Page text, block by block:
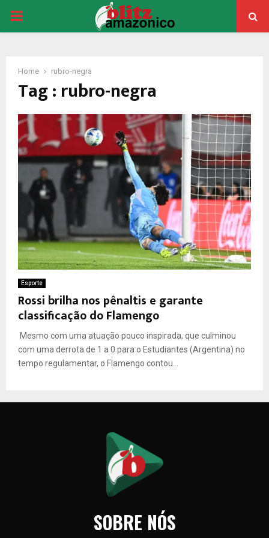
PRIMARY
Home rubro-negra
Tag : rubro-negra
Esporte
Rossi brilha nos pênaltis e garante
classificação do Flamengo
Mesmo com uma atuação pouco inspirada, que culminou
com uma derrota de 1 a 0 para o Estudiantes (Argentina) no
tempo regulamentar, o Flamengo contou...
SOBRE NÓS